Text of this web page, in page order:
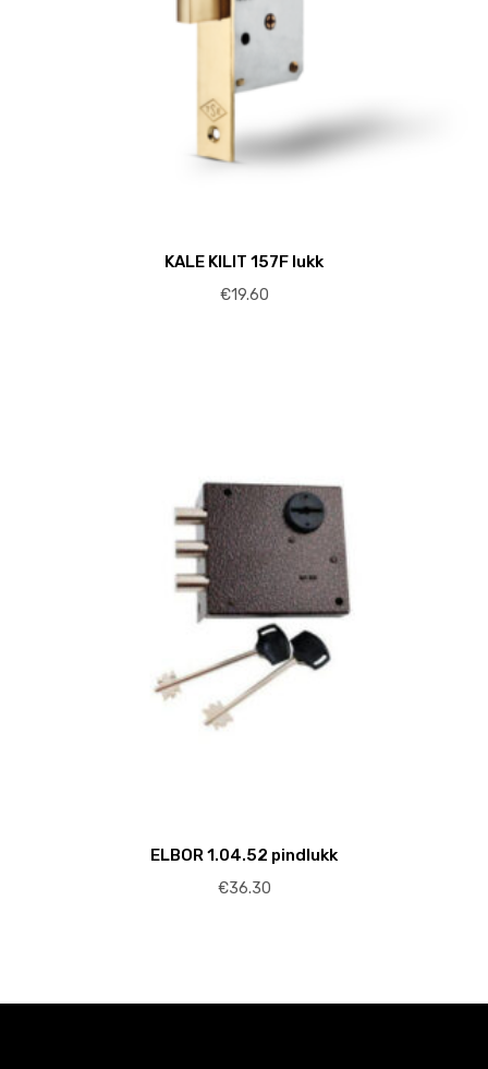
KALE KILIT 157F lukk
€19.60
ELBOR 1.04.52 pindlukk
€36.30